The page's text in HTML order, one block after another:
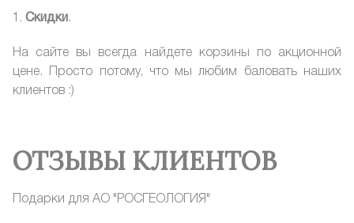
Скидки.
На сайте вы всегда найдете корзины по акционной
цене. Просто потому, что мы любим баловать наших
клиентов :)
ОТЗЫВЫ КЛИЕНТОВ
Подарки для АО "РОСГЕОЛОГИЯ"